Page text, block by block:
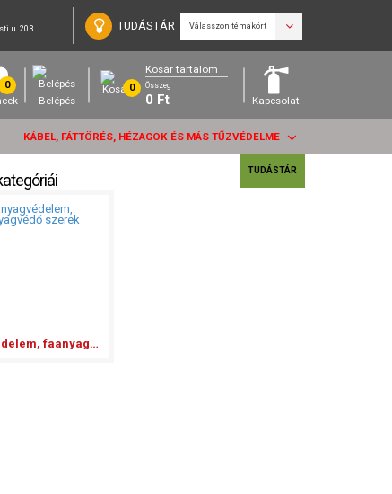
u. 203
TUDÁSTÁR Válasszon témakört
0
Belépés
0
Kosár tartalom
Összeg
0 Ft Kapcsolat
KÁBEL, FÁTTÖRÉS, HÉZAGOK ÉS MÁS TŰZVÉDELME
TUDÁSTÁR
Faanyagvédelem, faanyagvédő szerek